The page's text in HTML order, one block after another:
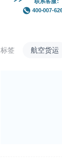
标签 航空货运